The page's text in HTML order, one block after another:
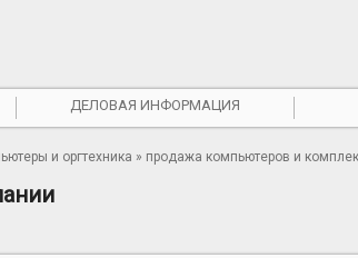
ДЕЛОВАЯ ИНФОРМАЦИЯ
и оргтехника » продажа компьютеров и